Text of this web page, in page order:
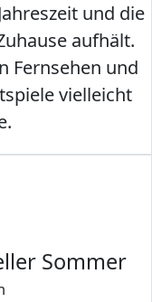
und die
aufhält.
Fernsehen und
vielleicht
Sommer